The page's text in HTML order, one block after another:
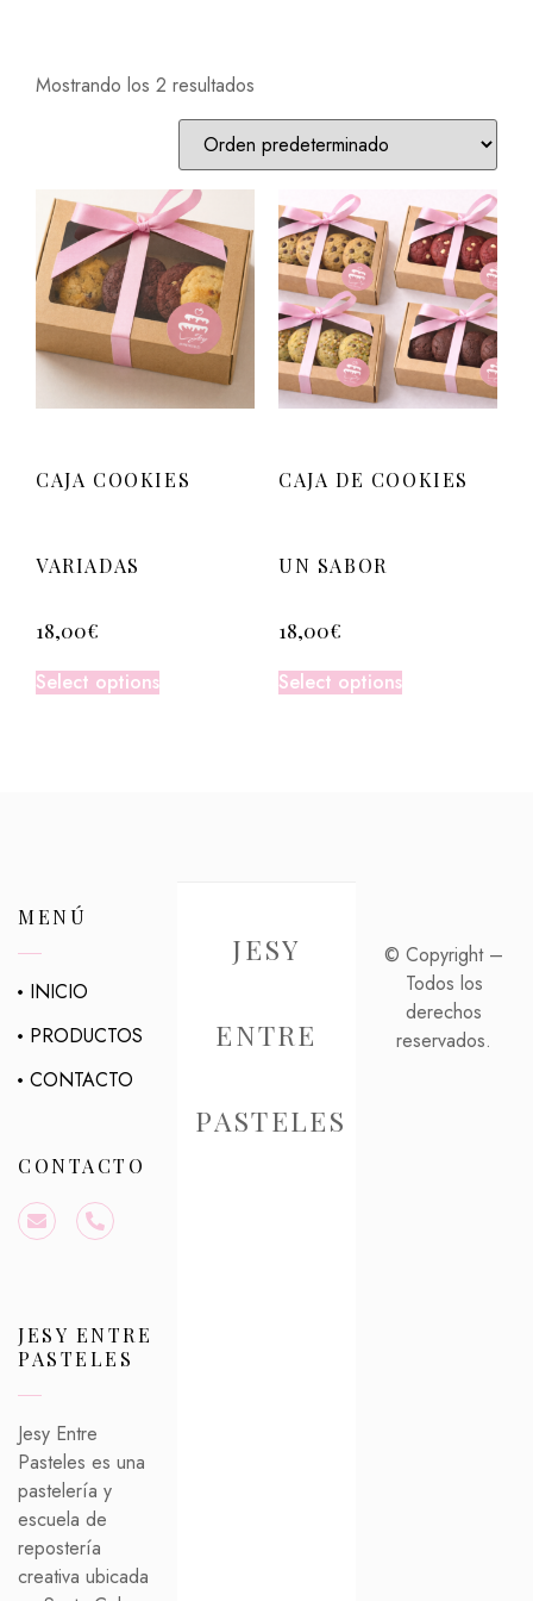
Mostrando los 2 resultados
CAJA COOKIES
VARIADAS
18,00€
Select options
CAJA DE COOKIES
UN SABOR
18,00€
Select options
MENÚ
INICIO
PRODUCTOS
CONTACTO
CONTACTO
JESY ENTRE
PASTELES
Jesy Entre
Pasteles es una
pastelería y
escuela de
repostería
creativa ubicada
JESY
ENTRE
PASTELES
© Copyright –
Todos los
derechos
reservados.